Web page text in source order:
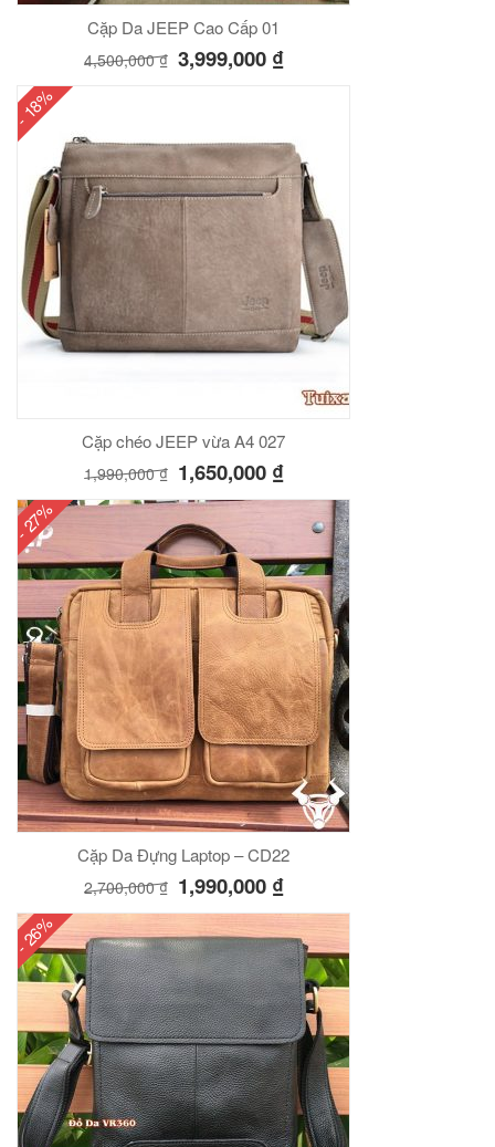
Cặp Da JEEP Cao Cấp 01
4,500,000₫ 3,999,000 ₫
- 18%
Cặp chéo JEEP vừa A4 027
1,990,000₫ 1,650,000 ₫
- 27%
Cặp Da Đựng Laptop – CD22
2,700,000₫ 1,990,000 ₫
- 26%